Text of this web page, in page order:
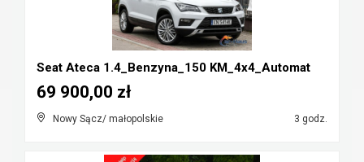
Seat Ateca 1.4_Benzyna_150 KM_4x4_Automat
Nowy Sącz/ małopolskie 3 godz.
69 900,00 zł